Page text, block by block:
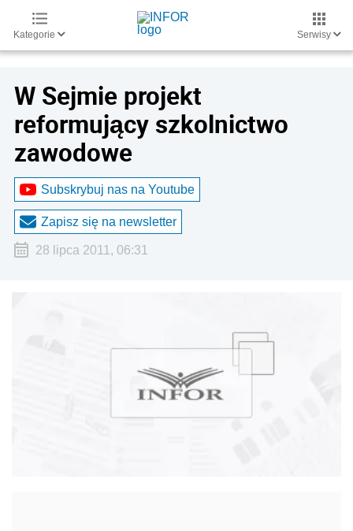
Kategorie Serwisy
W Sejmie projekt
reformujący szkolnictwo
zawodowe
Subskrybuj nas na Youtube
Zapisz się na newsletter
28 lipca 2011, 06:31